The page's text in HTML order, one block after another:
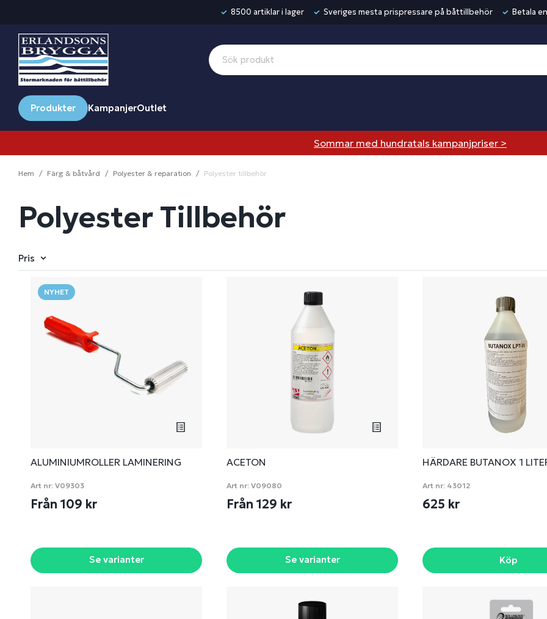
8500 artiklar i lager Sveriges mesta prispressare på båttillbehör Betala
Produkter KampanjerOutlet
Sommar med hundratals kampanjpriser >
Hem Färg & båtvård Polyester & reparation Polyester tillbehör
Polyester Tillbehör
Pris
NYHET
ALUMINIUMROLLER LAMINERING
Art nr: V09303
Från 109 kr
Se varianter
ACETON
Art nr: V09080
Från 129 kr
Se varianter
HÄRDARE BUTANOX 1
Art nr: 43012
625 kr
Köp